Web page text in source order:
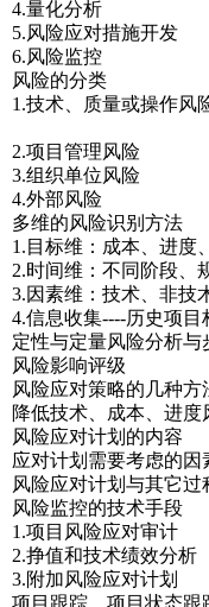
4.量化分析
5.风险应对措施开发
6.风险监控
风险的分类
1.技术、质量或操作风
2.项目管理风险
3.组织单位风险
4.外部风险
多维的风险识别方法
1.目标维：成本、进度
2.时间维：不同阶段、
3.因素维：技术、非技
4.信息收集----历史项
定性与定量风险分析与
风险影响评级
风险应对策略的几种
降低技术、成本、进度
风险应对计划的内容
应对计划需要考虑的因
风险应对计划与其它过
风险监控的技术手段
1.项目风险应对审计
2.挣值和技术绩效分析
3.附加风险应对计划
项目跟踪、项目状态